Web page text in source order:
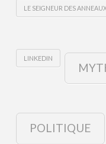
LE SEIGNEUR DES
LINKEDIN
POLITIQUE